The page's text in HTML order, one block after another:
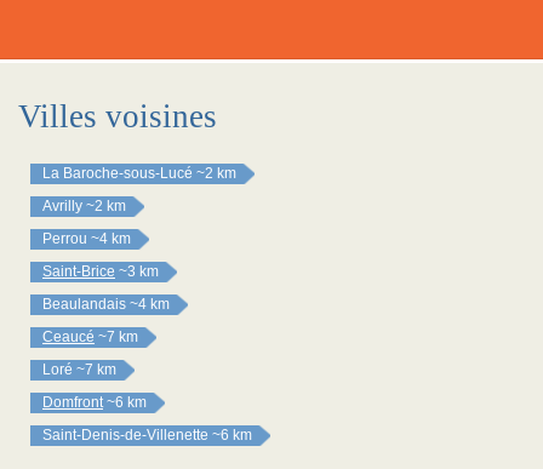
Villes voisines
La Baroche-sous-Lucé ~2 km
Avrilly ~2 km
Perrou ~4 km
Saint-Brice ~3 km
Beaulandais ~4 km
Ceaucé ~7 km
Loré ~7 km
Domfront ~6 km
Saint-Denis-de-Villenette ~6 km